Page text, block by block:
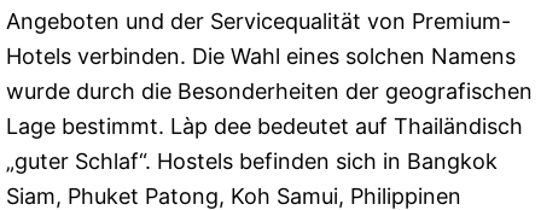
Angeboten und der Servicequalität von Premium-
Hotels verbinden. Die Wahl eines solchen Namens
wurde durch die Besonderheiten der geografischen
Lage bestimmt. Làp dee bedeutet auf Thailändisch
„guter Schlaf“. Hostels befinden sich in Bangkok
Siam, Phuket Patong, Koh Samui, Philippinen